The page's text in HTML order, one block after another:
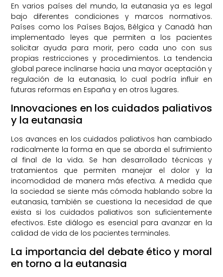
En varios países del mundo, la eutanasia ya es legal
bajo diferentes condiciones y marcos normativos.
Países como los Países Bajos, Bélgica y Canadá han
implementado leyes que permiten a los pacientes
solicitar ayuda para morir, pero cada uno con sus
propias restricciones y procedimientos. La tendencia
global parece inclinarse hacia una mayor aceptación y
regulación de la eutanasia, lo cual podría influir en
futuras reformas en España y en otros lugares.
Innovaciones en los cuidados paliativos
y la eutanasia
Los avances en los cuidados paliativos han cambiado
radicalmente la forma en que se aborda el sufrimiento
al final de la vida. Se han desarrollado técnicas y
tratamientos que permiten manejar el dolor y la
incomodidad de manera más efectiva. A medida que
la sociedad se siente más cómoda hablando sobre la
eutanasia, también se cuestiona la necesidad de que
exista si los cuidados paliativos son suficientemente
efectivos. Este diálogo es esencial para avanzar en la
calidad de vida de los pacientes terminales.
La importancia del debate ético y moral
en torno a la eutanasia